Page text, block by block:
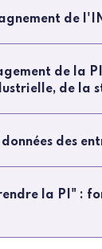
de
de la
de la
des
la PI" :